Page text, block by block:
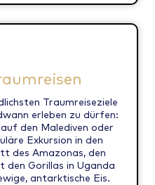
Traumreiseziele
erleben zu dürfen:
den Malediven oder
Exkursion in den
des Amazonas, den
den Gorillas in Uganda
antarktische Eis.